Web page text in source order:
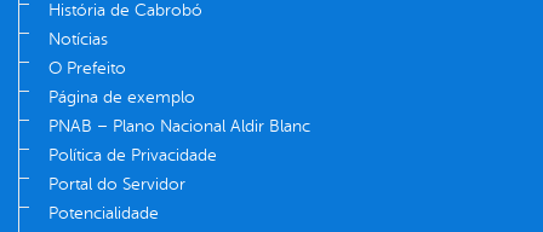
História de Cabrobó
Notícias
O Prefeito
Página de exemplo
PNAB – Plano Nacional Aldir Blanc
Política de Privacidade
Portal do Servidor
Potencialidade